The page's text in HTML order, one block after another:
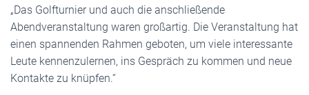
„Das Golfturnier und auch die anschließende
Abendveranstaltung waren großartig. Die Veranstaltung hat
einen spannenden Rahmen geboten, um viele interessante
Leute kennenzulernen, ins Gespräch zu kommen und neue
Kontakte zu knüpfen.“